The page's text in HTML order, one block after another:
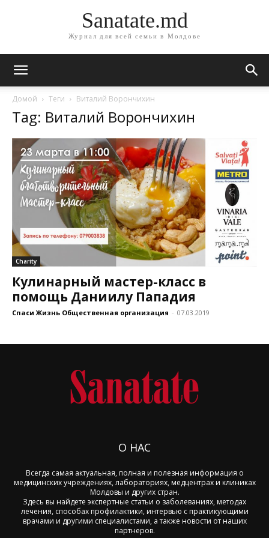
Sanatate.md
Журнал для всей семьи в Молдове
Домой Теги Виталий Ворончихин
Tag: Виталий Ворончихин
Charity
Кулинарный мастер-класс в
помощь Даниилу Пападия
Спаси Жизнь Общественная организация - 07.03.2019
О НАС
Всегда самая актуальная, полная и полезная информация о
медицинских учреждениях, лабораториях, медцентрах и клиниках
Молдовы и других стран.
Здесь вы найдете экспертные статьи о заболеваниях, методах
лечения, способах профилактики, интервью с практикующими
врачами и другими специалистами, а также новости от наших
партнеров.